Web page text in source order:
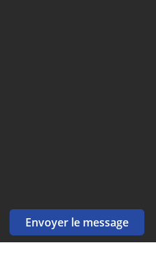
Envoyer le message